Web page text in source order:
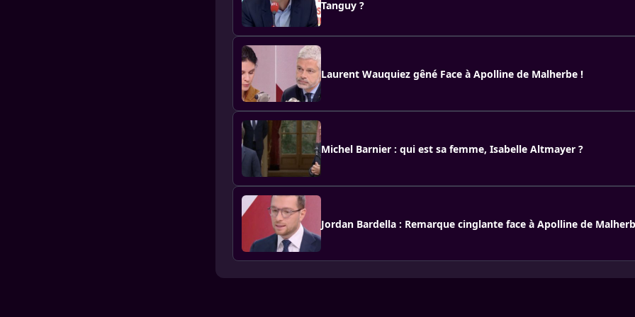
Tanguy ?
Laurent Wauquiez gêné Face à Apolline de Malherbe !
Michel Barnier : qui est sa femme, Isabelle Altmayer ?
Jordan Bardella : Remarque cinglante face à Apolline de